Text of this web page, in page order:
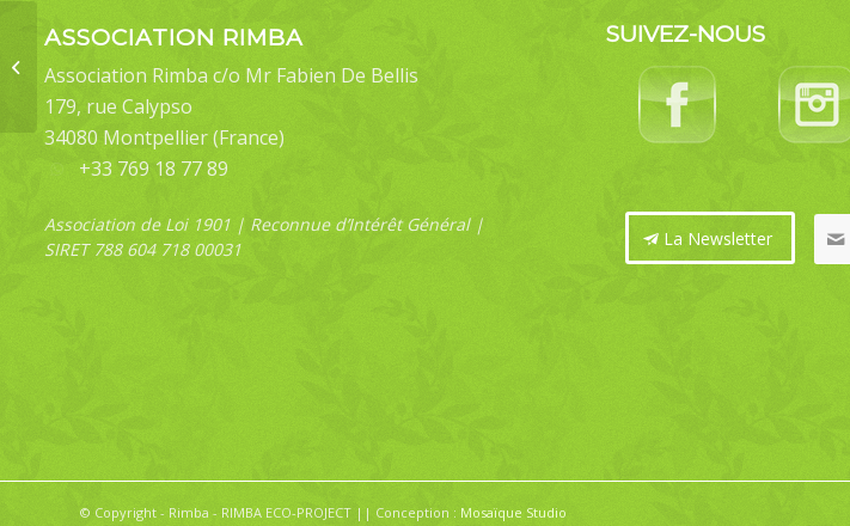
ASSOCIATION RIMBA
Association Rimba c/o Mr Fabien De Bellis
179, rue Calypso
34080 Montpellier (France)
+33 769 18 77 89
Association de Loi 1901 | Reconnue d’Intérêt Général |
SIRET 788 604 718 00031
SUIVEZ-NOUS
La Newsletter
© Copyright - Rimba - RIMBA ECO-PROJECT || Conception : Mosaïque Studio
hera